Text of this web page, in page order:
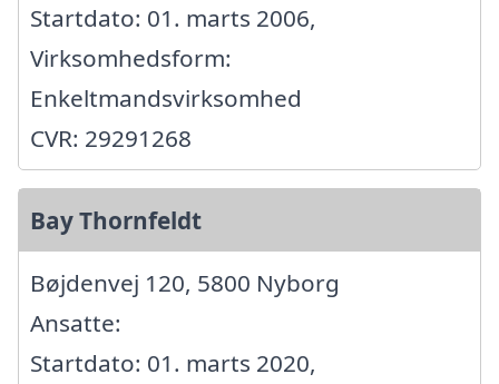
Startdato: 01. marts 2006,
Virksomhedsform:
Enkeltmandsvirksomhed
CVR: 29291268
Bay Thornfeldt
Bøjdenvej 120, 5800 Nyborg
Ansatte:
Startdato: 01. marts 2020,